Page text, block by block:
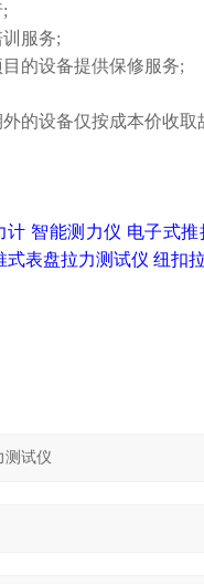
服务;
的设备提供保修服务;
的设备仅按成本价收取
计 智能测力仪 电子式推
式表盘拉力测试仪 纽扣